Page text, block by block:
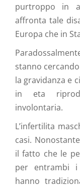
purtroppo in
affronta tale
Europa che in
stanno
la gravidanza e
in eta
involontaria.
L’infertilita
casi.
il fatto che le
per entrambi i
hanno